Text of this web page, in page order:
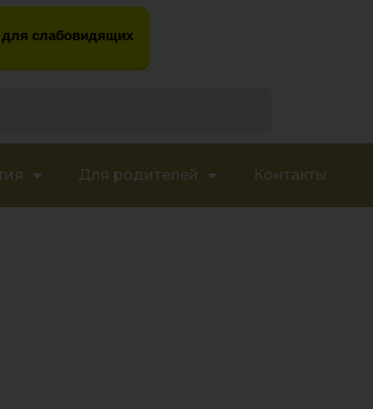
слабовидящих
Для родителей Контакты